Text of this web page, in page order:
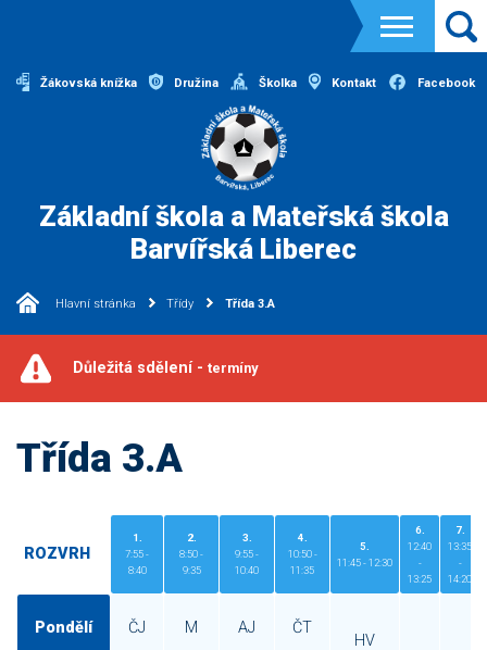
Žákovská knížka Družina Školka Kontakt Facebook
Základní škola a Mateřská škola
Barvířská Liberec
Hlavní stránka Třídy Třída 3.A
Důležitá sdělení - termíny
Třída 3.A
ROZVRH
1.
7:55 -
8:40
2.
8:50 -
9:35
3.
9:55 -
10:40
4.
10:50 -
11:35
5.
11:45 - 12:30
6.
12:40
-
13:25
7.
13:35
-
14:20
Pondělí ČJ M AJ ČT
HV